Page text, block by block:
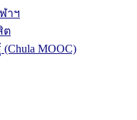
าฯ
ต
MOOC)